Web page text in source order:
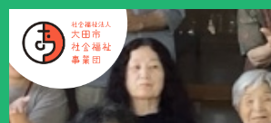
このページの本文へ